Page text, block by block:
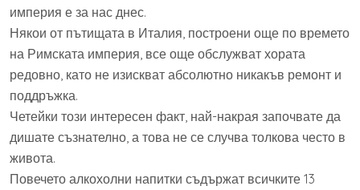
империя е за нас днес.
Някои от пътищата в Италия, построени още по времето
на Римската империя, все още обслужват хората
редовно, като не изискват абсолютно никакъв ремонт и
поддръжка.
Четейки този интересен факт, най-накрая започвате да
дишате съзнателно, а това не се случва толкова често в
живота.
Повечето алкохолни напитки съдържат всичките 13